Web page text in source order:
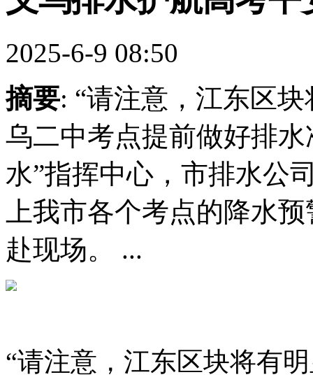
2025-6-9 08:50
摘要: “请注意，江东区
乌二中考点提前做好排
水”指挥中心，市排水公
上我市各个考点的降水
赴现场。 ...
“请注意，江东区块将有